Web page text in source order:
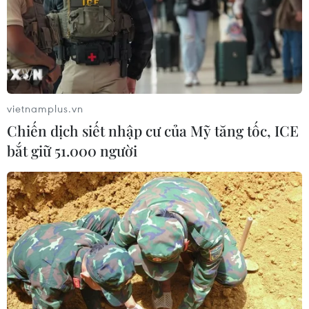
Alphabet cải tổ hàng ngũ lãnh đạo
giữa cuộc đua AGI
06/08/2026 04:22
Techcom Life và cách tiếp cận mới
cho bài toán bảo vệ sức khỏe của
người Việt
06/08/2026 03:40
Chọn đúng đầu tàu: Danh mục
doanh nghiệp nhà nước mạnh và bài
toán giao nhiệm vụ
06/08/2026 00:56
vietnamplus.vn
Chiến dịch siết nhập cư của Mỹ tăng tốc, ICE
bắt giữ 51.000 người